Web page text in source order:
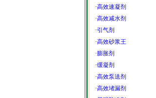
·高效速凝剂
·高效减水剂
·引气剂
·高效砂浆王
·膨胀剂
·缓凝剂
·高效泵送剂
·高效堵漏剂